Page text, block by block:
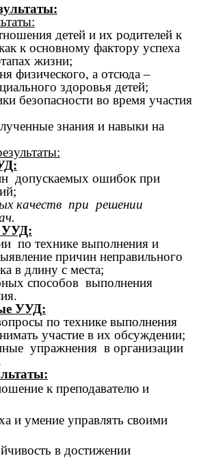
детей и их родителей к
к основному фактору успеха
жизни;
физического, а отсюда –
здоровья детей;
безопасности во время участия
знания и навыки на
допускаемых ошибок при
качеств при решении
УУД:
по технике выполнения и
причин неправильного
в длину с места;
способов выполнения
УУД:
по технике выполнения
участие в их обсуждении;
упражнения в организации
к преподавателю и
и умение управлять своими
в достижении